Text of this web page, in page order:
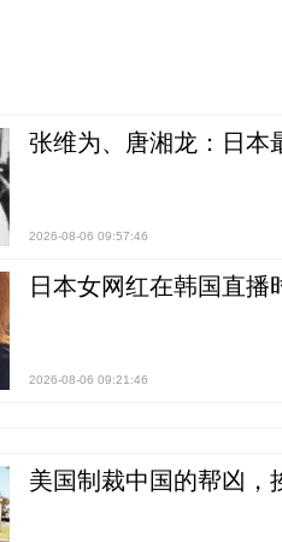
张维为、唐湘龙：日本
2026-08-06 09:57:46
日本女网红在韩国直
2026-08-06 09:21:46
美国制裁中国的帮凶，